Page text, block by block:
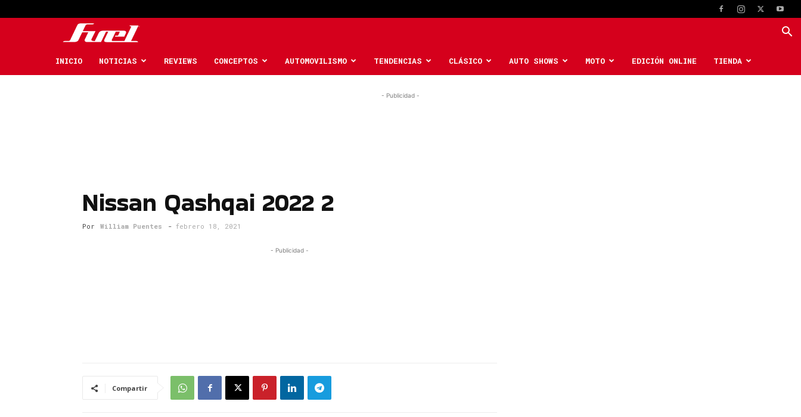
Car
INICIO NOTICIAS REVIEWS CONCEPTOS AUTOMOVILISMO TENDENCIAS CLÁSICO AUTO SHOWS MOTO EDICIÓN ONLINE TIENDA
- Publicidad -
Nissan Qashqai 2022 2
Por William Puentes - febrero 18, 2021
- Publicidad -
Compartir